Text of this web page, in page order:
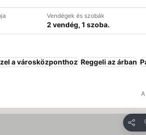
Vendégek és szobák
2 vendég, 1 szoba.
a városközponthoz Reggeli az árban